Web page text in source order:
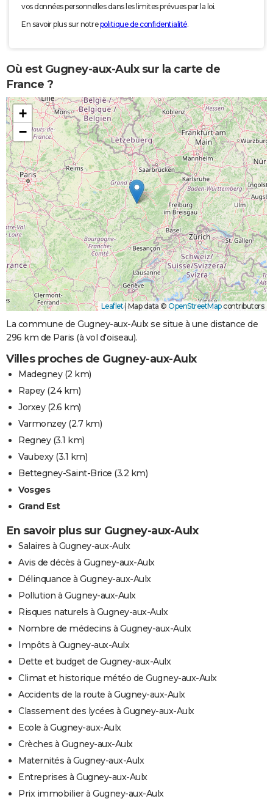
vos données personnelles dans les limites prévues par la loi.
En savoir plus sur notrepolitique de confidentialité.
Où est Gugney-aux-Aulx sur la carte de
France ?
+
−
Leaflet|Map data © OpenStreetMapcontributors
La commune de Gugney-aux-Aulx se situe à une distance de
296 km de Paris (à vol d'oiseau).
Villes proches de Gugney-aux-Aulx
Madegney(2 km)
Rapey(2.4 km)
Jorxey(2.6 km)
Varmonzey(2.7 km)
Regney(3.1 km)
Vaubexy(3.1 km)
Bettegney-Saint-Brice (3.2 km)
Vosges
Grand Est
En savoir plus sur Gugney-aux-Aulx
Salaires à Gugney-aux-Aulx
Avis de décès à Gugney-aux-Aulx
Délinquance à Gugney-aux-Aulx
Pollution à Gugney-aux-Aulx
Risques naturels à Gugney-aux-Aulx
Nombre de médecins à Gugney-aux-Aulx
Impôts à Gugney-aux-Aulx
Dette et budget de Gugney-aux-Aulx
Climat et historique météo de Gugney-aux-Aulx
Accidents de la route à Gugney-aux-Aulx
Classement des lycées à Gugney-aux-Aulx
Ecole à Gugney-aux-Aulx
Crèches à Gugney-aux-Aulx
Maternités à Gugney-aux-Aulx
Entreprises à Gugney-aux-Aulx
Prix immobilier à Gugney-aux-Aulx